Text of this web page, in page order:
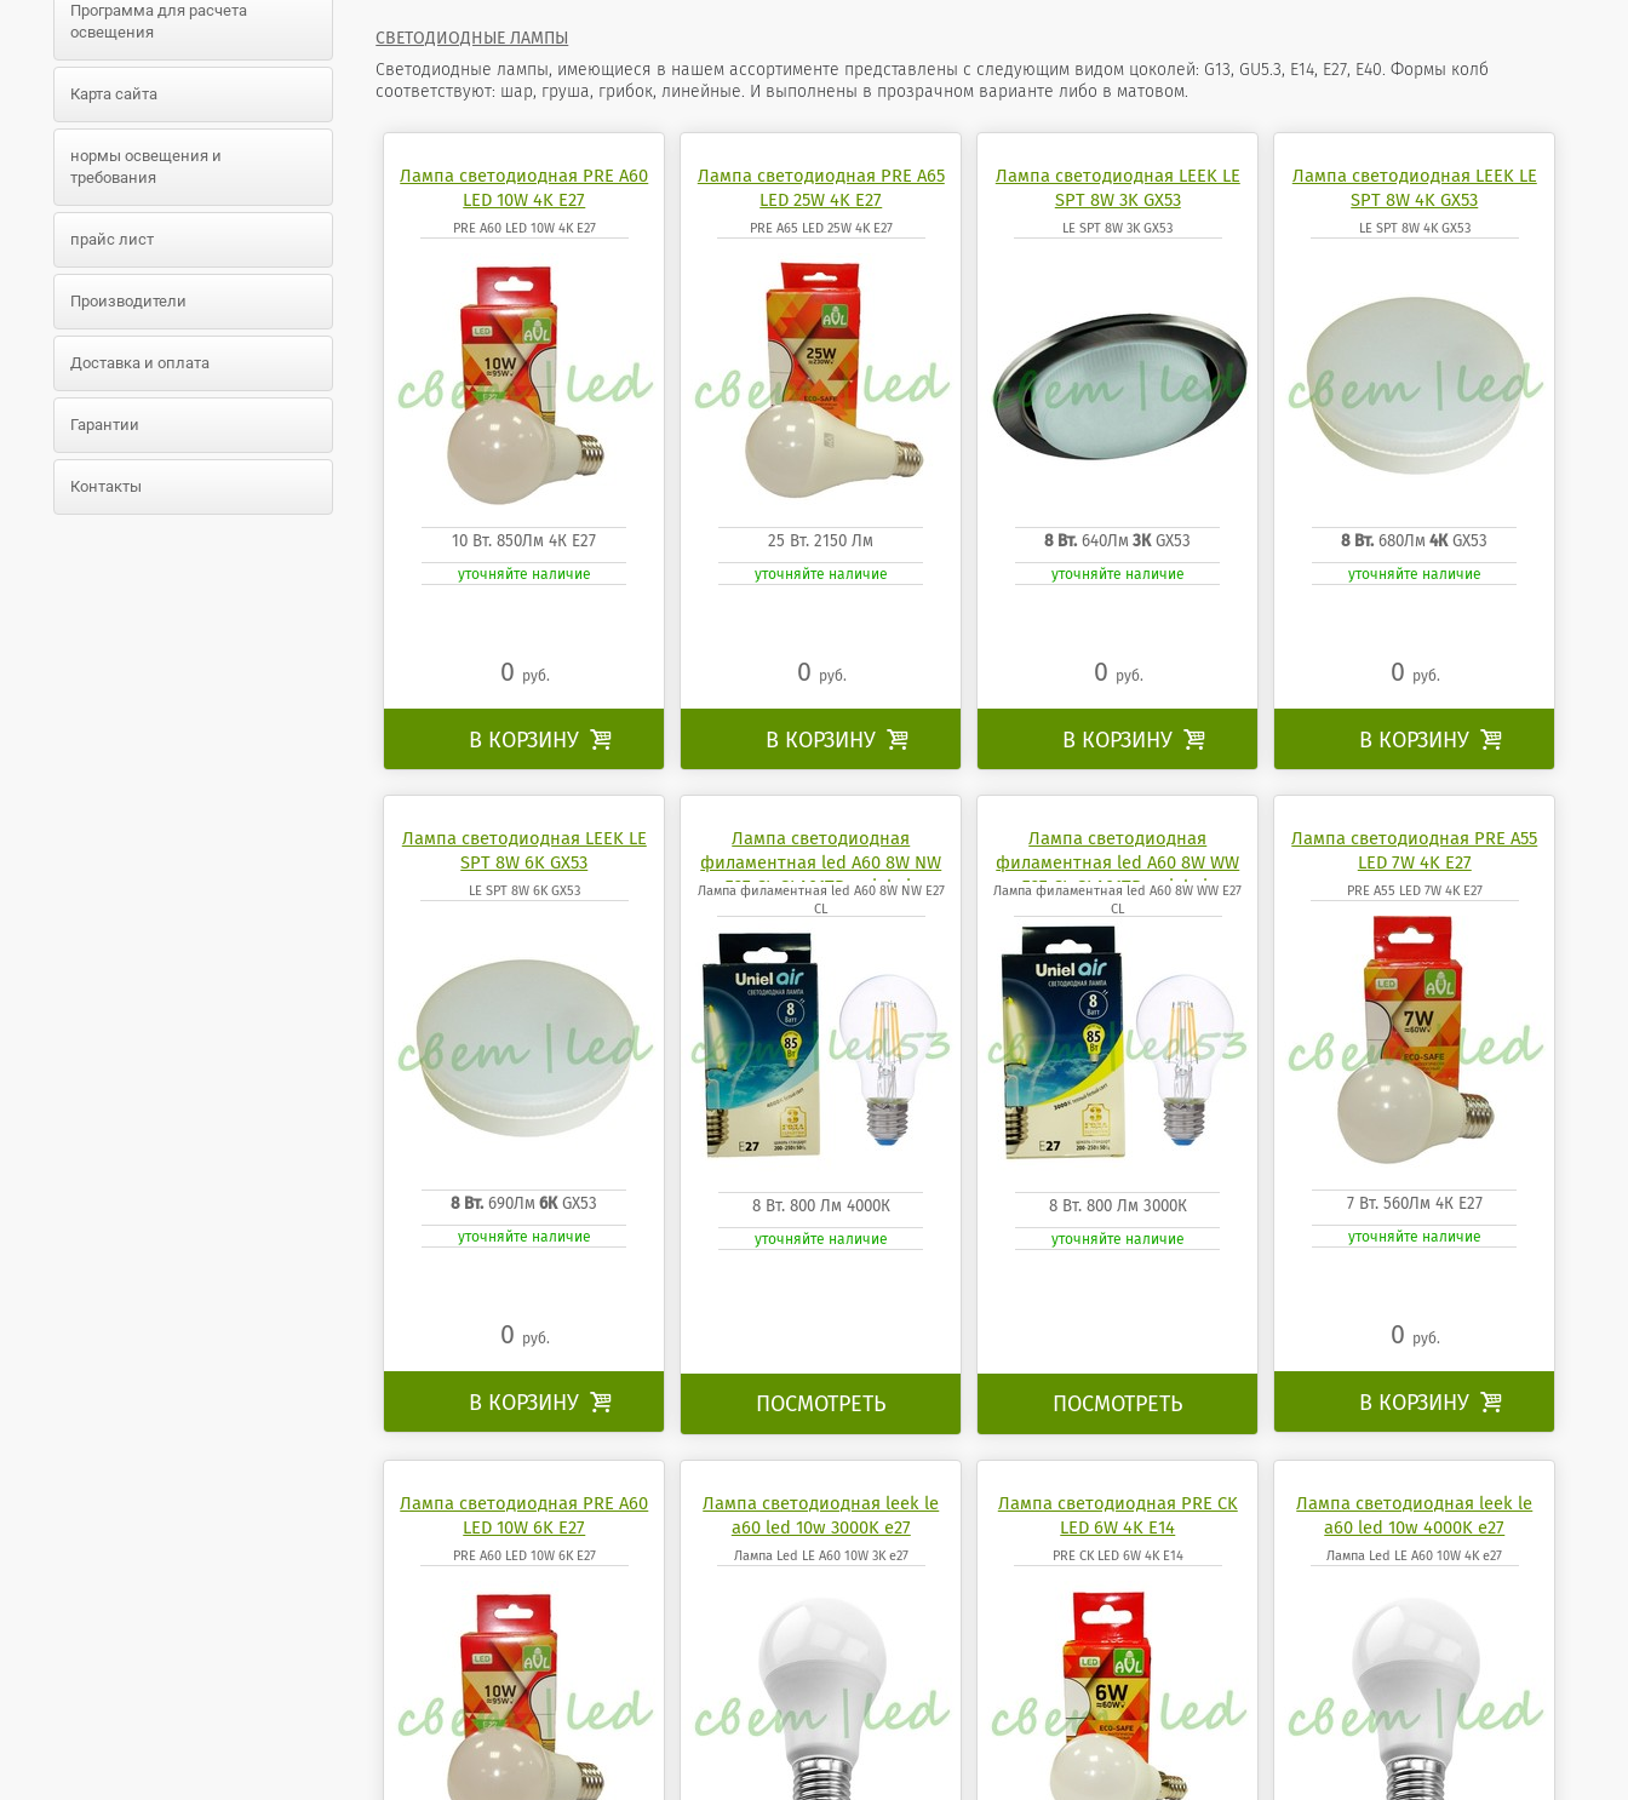
Программа для расчета
освещения
Карта сайта
нормы освещения и
требования
прайс лист
Производители
Доставка и оплата
Гарантии
Контакты
СВЕТОДИОДНЫЕ ЛАМПЫ
Светодиодные лампы, имеющиеся в нашем ассортименте представлены с следующим видом цоколей: G13, GU5.3, Е14, Е27, Е40. Формы колб
соответствуют: шар, груша, грибок, линейные. И выполнены в прозрачном варианте либо в матовом.
Лампа светодиодная PRE A60
LED 10W 4K E27
PRE A60 LED 10W 4K E27
10 Вт. 850Лм 4К Е27
уточняйте наличие
0 руб.
В КОРЗИНУ 
Лампа светодиодная PRE A65
LED 25W 4K E27
PRE A65 LED 25W 4K E27
25 Вт. 2150 Лм
уточняйте наличие
0 руб.
В КОРЗИНУ 
Лампа светодиодная LEEK LE
SPT 8W 3K GX53
LE SPT 8W 3K GX53
8 Вт. 640Лм 3КGX53
уточняйте наличие
0 руб.
В КОРЗИНУ 
Лампа светодиодная LEEK LE
SPT 8W 4K GX53
LE SPT 8W 4K GX53
8 Вт. 680Лм 4КGX53
уточняйте наличие
0 руб.
В КОРЗИНУ 
Лампа светодиодная LEEK LE
SPT 8W 6K GX53
LE SPT 8W 6K GX53
8 Вт. 690Лм 6КGX53
уточняйте наличие
0 руб.
В КОРЗИНУ 
Лампа светодиодная
филаментная led A60 8W NW
E27 CL GLA01TR uniel air
Лампа филаментная led A60 8W NW E27
CL
8 Вт. 800 Лм 4000К
уточняйте наличие
ПОСМОТРЕТЬ
Лампа светодиодная
филаментная led A60 8W WW
E27 CL GLA01TR uniel air
Лампа филаментная led A60 8W WW E27
CL
8 Вт. 800 Лм 3000К
уточняйте наличие
ПОСМОТРЕТЬ
Лампа светодиодная PRE A55
LED 7W 4K E27
PRE A55 LED 7W 4K E27
7 Вт. 560Лм 4К Е27
уточняйте наличие
0 руб.
В КОРЗИНУ 
Лампа светодиодная PRE A60
LED 10W 6K E27
PRE A60 LED 10W 6K E27
Лампа светодиодная leek le
a60 led 10w 3000K e27
Лампа Led LE A60 10W 3K e27
Лампа светодиодная PRE CK
LED 6W 4K E14
PRE CK LED 6W 4K E14
Лампа светодиодная leek le
a60 led 10w 4000K e27
Лампа Led LE A60 10W 4K e27